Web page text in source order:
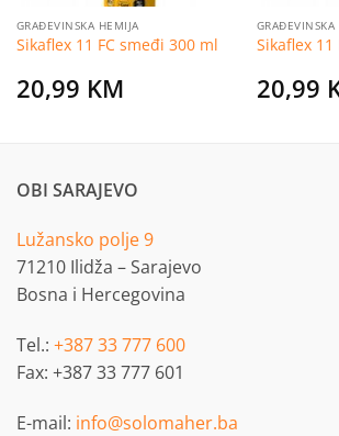
GRAĐEVINSKA HEMIJA
Sikaflex 11 FC smeđi 300 ml
20,99 KM
GRAĐEVINSKA
Sikaflex 11
20,99
OBI SARAJEVO
Lužansko polje 9
71210 Ilidža – Sarajevo
Bosna i Hercegovina
Tel.: +387 33 777 600
Fax: +387 33 777 601
E-mail: info@solomaher.ba